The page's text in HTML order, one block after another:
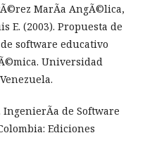
MarÃ­a AngÃ©lica,
E. (2003). Propuesta de
software educativo
Universidad
IngenierÃ­a de Software
Ediciones